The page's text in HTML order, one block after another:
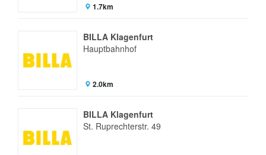
1.7km
BILLA Klagenfurt
Hauptbahnhof
2.0km
BILLA Klagenfurt
St. Ruprechterstr. 49